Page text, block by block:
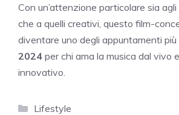
Con un’attenzione particolare sia
che a quelli creativi, questo film-
diventare uno degli appuntamenti
2024 per chi ama la musica dal vivo
innovativo.
Categorie
Lifestyle